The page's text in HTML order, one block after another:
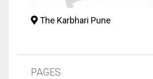
The Karbhari Pune
PAGES